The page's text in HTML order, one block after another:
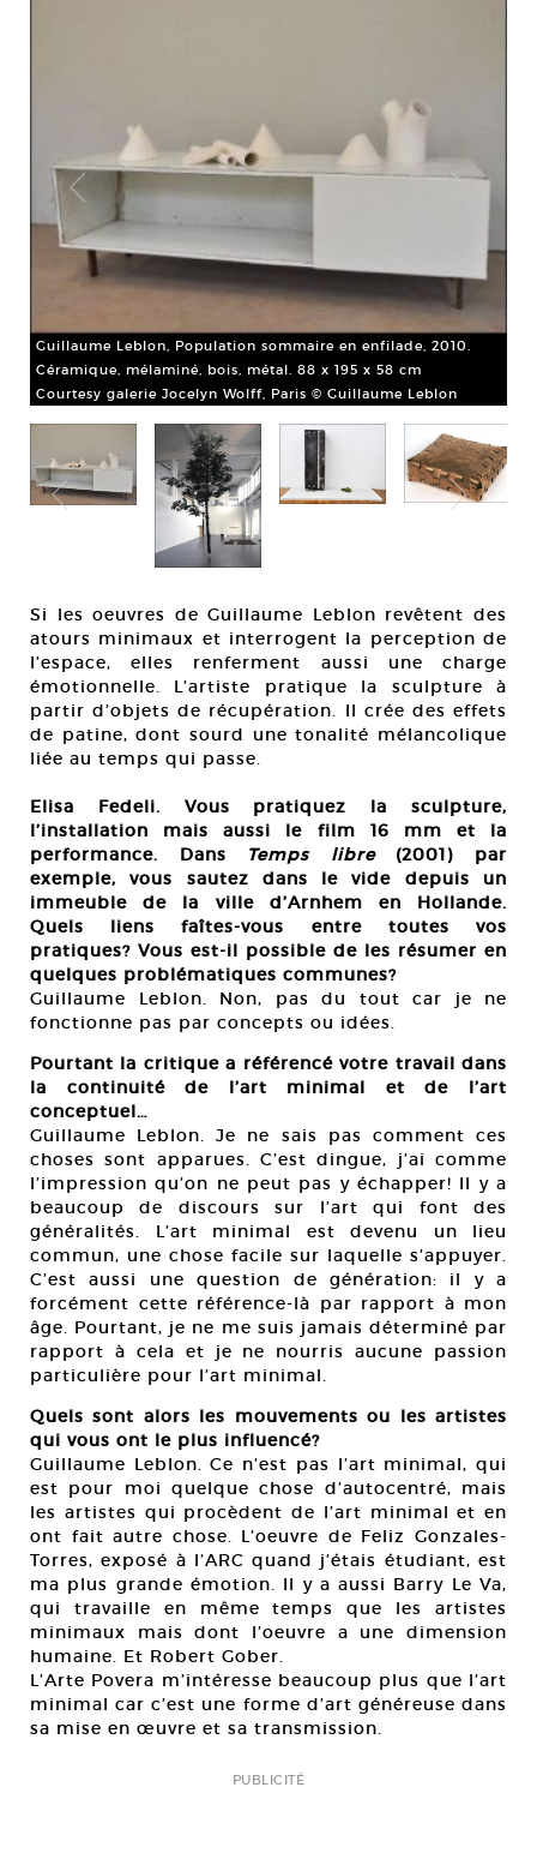
Guillaume Leblon, Population sommaire en enfilade, 2010.
Céramique, mélaminé, bois, métal. 88 x 195 x 58 cm
Courtesy galerie Jocelyn Wolff, Paris © Guillaume Leblon
Si les oeuvres de Guillaume Leblon revêtent des
atours minimaux et interrogent la perception de
l’espace, elles renferment aussi une charge
émotionnelle. L’artiste pratique la sculpture à
partir d’objets de récupération. Il crée des effets
de patine, dont sourd une tonalité mélancolique
liée au temps qui passe.
Elisa Fedeli. Vous pratiquez la sculpture,
l’installation mais aussi le film 16 mm et la
performance. Dans Temps libre(2001) par
exemple, vous sautez dans le vide depuis un
immeuble de la ville d’Arnhem en Hollande.
Quels liens faîtes-vous entre toutes vos
pratiques? Vous est-il possible de les résumer en
quelques problématiques communes?
Guillaume Leblon. Non, pas du tout car je ne
fonctionne pas par concepts ou idées.
Pourtant la critique a référencé votre travail dans
la continuité de l’art minimal et de l’art
conceptuel…
Guillaume Leblon. Je ne sais pas comment ces
choses sont apparues. C’est dingue, j’ai comme
l’impression qu’on ne peut pas y échapper! Il y a
beaucoup de discours sur l’art qui font des
généralités. L’art minimal est devenu un lieu
commun, une chose facile sur laquelle s’appuyer.
C’est aussi une question de génération: il y a
forcément cette référence-là par rapport à mon
âge. Pourtant, je ne me suis jamais déterminé par
rapport à cela et je ne nourris aucune passion
particulière pour l’art minimal.
Quels sont alors les mouvements ou les artistes
qui vous ont le plus influencé?
Guillaume Leblon. Ce n’est pas l’art minimal, qui
est pour moi quelque chose d’autocentré, mais
les artistes qui procèdent de l’art minimal et en
ont fait autre chose. L’oeuvre de Feliz Gonzales-
Torres, exposé à l’ARC quand j’étais étudiant, est
ma plus grande émotion. Il y a aussi Barry Le Va,
qui travaille en même temps que les artistes
minimaux mais dont l’oeuvre a une dimension
humaine. Et Robert Gober.
L’Arte Povera m’intéresse beaucoup plus que l’art
minimal car c’est une forme d’art généreuse dans
sa mise en œuvre et sa transmission.
PUBLICITÉ